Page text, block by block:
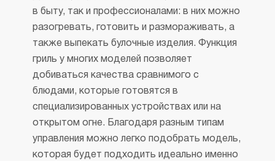
в быту, так и профессионалами: в них можно
разогревать, готовить и размораживать, а
также выпекать булочные изделия. Функция
гриль у многих моделей позволяет
добиваться качества сравнимого с
блюдами, которые готовятся в
специализированных устройствах или на
открытом огне. Благодаря разным типам
управления можно легко подобрать модель,
которая будет подходить идеально именно